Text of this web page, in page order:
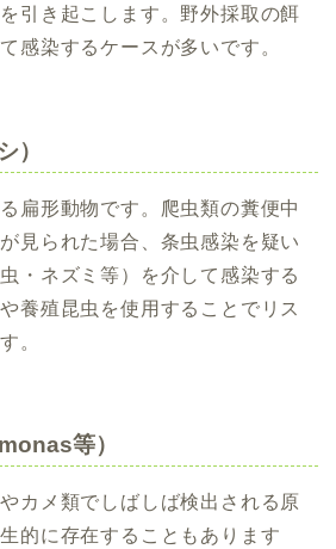
引き起こします。野外採取の餌
感染するケースが多いです。
）
扁形動物です。爬虫類の糞便中
見られた場合、条虫感染を疑い
・ネズミ等）を介して感染する
養殖昆虫を使用することでリス
。
等）
カメ類でしばしば検出される原
的に存在することもあります